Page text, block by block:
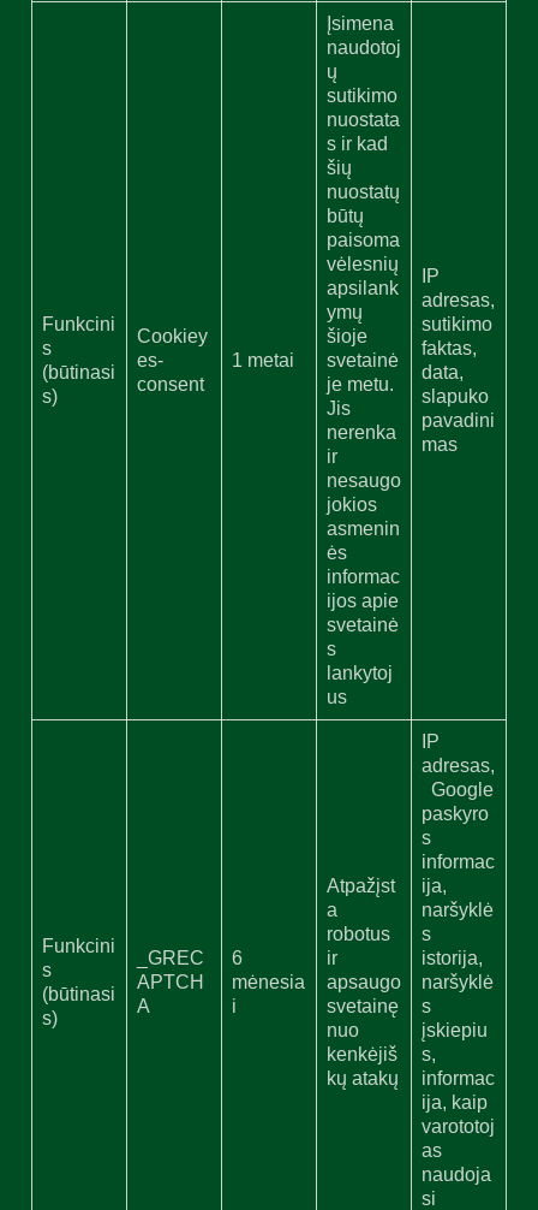
Funkcini
s
(būtinasi
s)
Cookiey
es-
consent
1 metai
Įsimena
naudotoj
ų
sutikimo
nuostata
s ir kad
šių
nuostatų
būtų
paisoma
vėlesnių
apsilank
ymų
šioje
svetainė
je metu.
Jis
nerenka
ir
nesaugo
jokios
asmenin
ės
informac
ijos apie
svetainė
s
lankytoj
us
IP
adresas,
sutikimo
faktas,
data,
slapuko
pavadini
mas
Funkcini
s
(būtinasi
s)
_GREC
APTCH
A
6
mėnesia
i
Atpažįst
a
robotus
ir
apsaugo
svetainę
nuo
kenkėjiš
kų atakų
IP
adresas,
Google
paskyro
s
informac
ija,
naršyklė
s
istorija,
naršyklė
s
įskiepiu
s,
informac
ija, kaip
varototoj
as
naudoja
si